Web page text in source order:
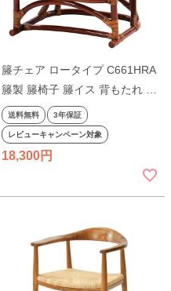
籐チェア ロータイプ C661HRA
籐製 籐椅子 籐イス 背もたれ 椅
子 いす イス 肘付き パーソナル
1人掛け 旅館 ホテル リビング
和室 縁側 和風 コンパクト
送料無料 3年保証
レビューキャンペーン対象
18,300